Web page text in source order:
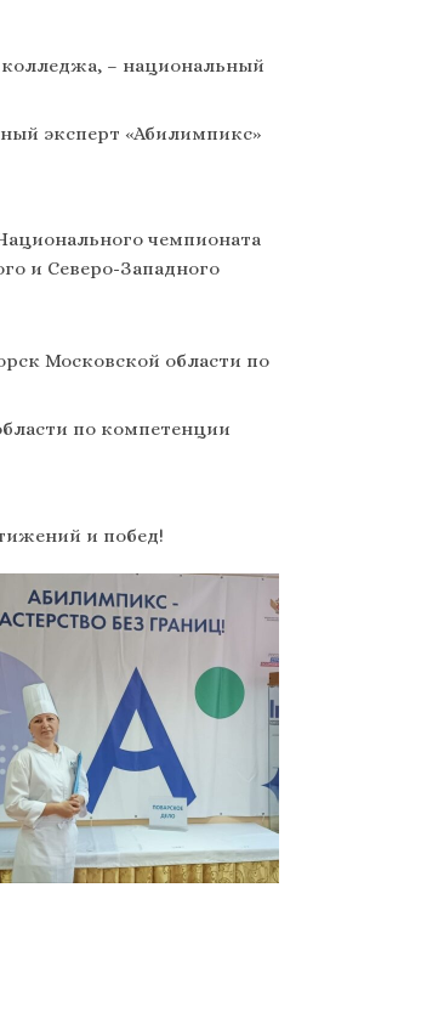
колледжа, – национальный
эксперт «Абилимпикс»
чемпионата
и Северо-Западного
Московской области по
по компетенции
и побед!